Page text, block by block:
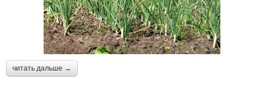
читать дальше →